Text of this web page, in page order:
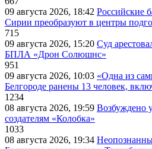
09 августа 2026, 18:42 Российские
Сирии преобразуют в центры
715
09 августа 2026, 15:20 Суд
БПЛА «Дрон Солюшнс»
951
09 августа 2026, 10:03 «Одна из
Белгороде ранены 13 человек,
1234
08 августа 2026, 19:59 Возбуждено
создателям «Колобка»
1033
08 августа 2026, 19:34